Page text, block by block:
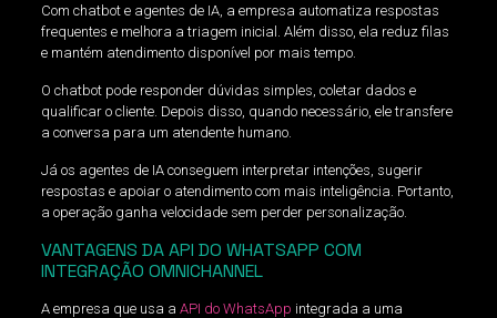
Com chatbot e agentes de IA, a empresa automatiza respostas
frequentes e melhora a triagem inicial. Além disso, ela reduz filas
e mantém atendimento disponível por mais tempo.
O chatbot pode responder dúvidas simples, coletar dados e
qualificar o cliente. Depois disso, quando necessário, ele transfere
a conversa para um atendente humano.
Já os agentes de IA conseguem interpretar intenções, sugerir
respostas e apoiar o atendimento com mais inteligência. Portanto,
a operação ganha velocidade sem perder personalização.
VANTAGENS DA API DO WHATSAPP COM
INTEGRAÇÃO OMNICHANNEL
A empresa que usa a API do WhatsApp integrada a uma